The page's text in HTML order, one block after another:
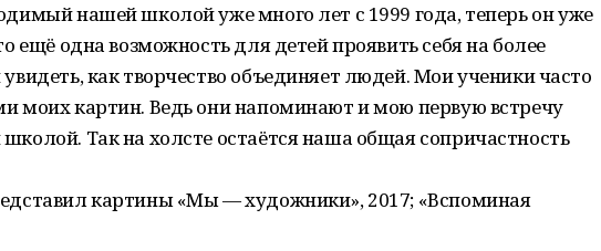
нашей школой уже много лет с 1999 года, теперь он уже
ещё одна возможность для детей проявить себя на более
как творчество объединяет людей. Мои ученики часто
моих картин. Ведь они напоминают и мою первую встречу
Так на холсте остаётся наша общая сопричастность
картины «Мы — художники», 2017; «Вспоминая